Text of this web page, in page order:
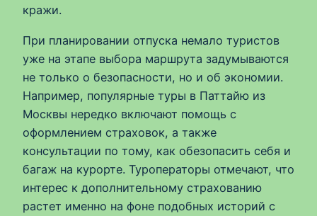
кражи.
При планировании отпуска немало туристов
уже на этапе выбора маршрута задумываются
не только о безопасности, но и об экономии.
Например, популярные туры в Паттайю из
Москвы нередко включают помощь с
оформлением страховок, а также
консультации по тому, как обезопасить себя и
багаж на курорте. Туроператоры отмечают, что
интерес к дополнительному страхованию
растет именно на фоне подобных историй с